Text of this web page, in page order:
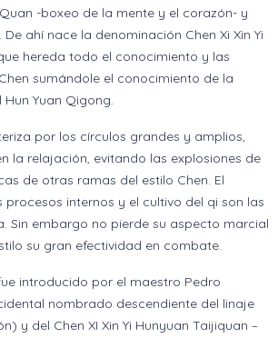
-boxeo de la mente y el corazón- y
De ahí nace la denominación Chen Xi Xin Yi
hereda todo el conocimiento y las
sumándole el conocimiento de la
Yuan Qigong.
por los círculos grandes y amplios,
la relajación, evitando las explosiones de
de otras ramas del estilo Chen. El
internos y el cultivo del qi son las
Sin embargo no pierde su aspecto marcial
su gran efectividad en combate.
introducido por el maestro Pedro
nombrado descendiente del linaje
y del Chen XI Xin Yi Hunyuan Taijiquan –